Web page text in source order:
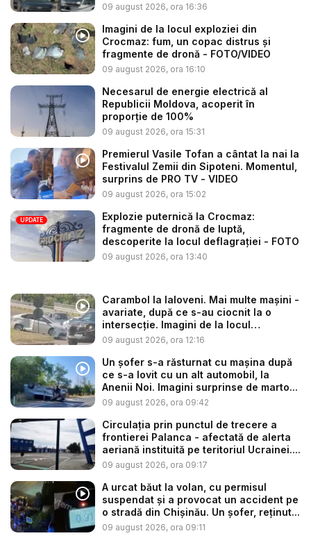
09 august 2026, ora 16:36
Imagini de la locul exploziei din
Crocmaz: fum, un copac distrus și
fragmente de dronă - FOTO/VIDEO
09 august 2026, ora 16:10
Necesarul de energie electrică al
Republicii Moldova, acoperit în
proporție de 100%
09 august 2026, ora 15:31
Premierul Vasile Tofan a cântat la nai la
Festivalul Zemii din Sipoteni. Momentul,
surprins de PRO TV - VIDEO
09 august 2026, ora 15:02
UPDATE
Explozie puternică la Crocmaz:
fragmente de dronă de luptă,
descoperite la locul deflagrației - FOTO
09 august 2026, ora 13:40
Carambol la Ialoveni. Mai multe mașini -
avariate, după ce s-au ciocnit la o
intersecție. Imagini de la locul
acciden...
09 august 2026, ora 12:16
Un șofer s-a răsturnat cu mașina după
ce s-a lovit cu un alt automobil, la
Anenii Noi. Imagini surprinse de marto...
09 august 2026, ora 09:42
Circulația prin punctul de trecere a
frontierei Palanca - afectată de alerta
aeriană instituită pe teritoriul Ucrainei....
09 august 2026, ora 09:17
A urcat băut la volan, cu permisul
suspendat și a provocat un accident pe
o stradă din Chișinău. Un șofer, reținut...
09 august 2026, ora 09:11